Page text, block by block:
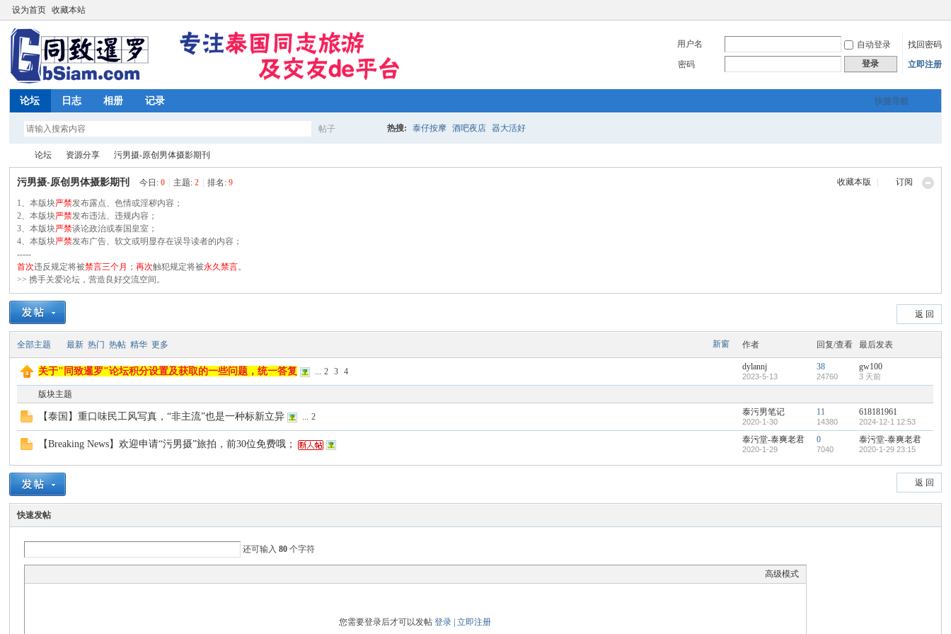
设为首页 收藏本站
用户名 自动登录
找回密码
密码
登录 立即注册
快捷导航
论坛 日志 相册 记录
帖子 热搜: 泰仔按摩 酒吧夜店 器大活好
同
致
暹
»
论坛
›
资源分享
›
污男摄-原创男体摄影期刊
收藏本版 订阅
污男摄-原创男体摄影期刊 今日:0 主题:2 排名:9
1、本版块严禁发布露点、色情或淫秽内容；
2、本版块严禁发布违法、违规内容；
3、本版块严禁谈论政治或泰国皇室；
4、本版块严禁发布广告、软文或明显存在误导读者的内容；
-----
首次违反规定将被禁言三个月 ；再次触犯规定将被永久禁言。
>> 携手关爱论坛，营造良好交流空间。
返 回
新窗
全部主题 最新 热门 热帖 精华 更多 作者 回复/查看 最后发表
关于"同致暹罗"论坛积分设置及获取的一些问题，统一答复 ... 2 3 4 dylannj
2023-5-13
38
24760
gw100
3 天前
版块主题
【泰国】重口味民工风写真，“非主流”也是一种标新立异 ... 2 泰污男笔记
2020-1-30
11
14380
618181961
2024-12-1 12:53
【Breaking News】欢迎申请“污男摄”旅拍，前30位免费哦； 泰污堂-泰爽老君
2020-1-29
0
7040
泰污堂-泰爽老君
2020-1-29 23:15
返 回
快速发帖
还可输入80 个字符
高级模式
您需要登录后才可以发帖登录 |立即注册